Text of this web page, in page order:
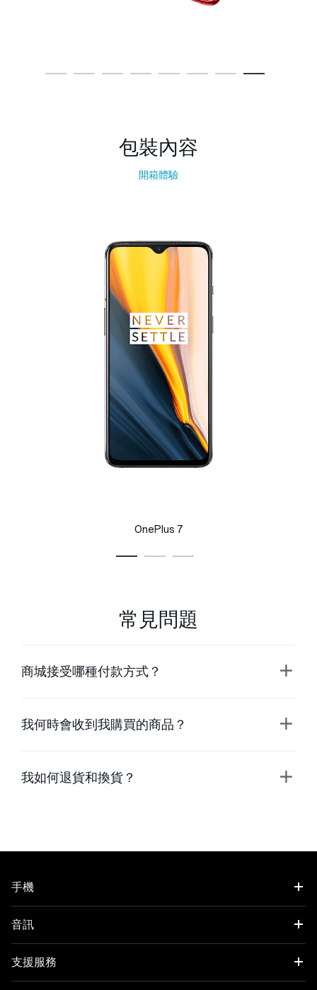
包裝內容
開箱體驗
OnePlus 7
常見問題
商城接受哪種付款方式？
我何時會收到我購買的商品？
我如何退貨和換貨？
手機
OnePlus 11 5G
OnePlus 10T 5G
音訊
OnePlus Buds Pro 2
支援服務